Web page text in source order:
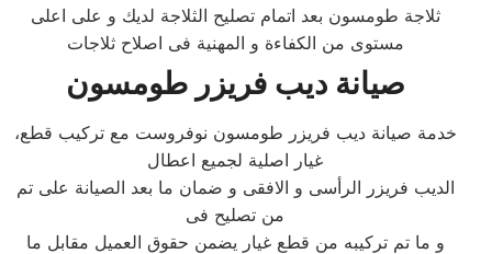
ثلاجة طومسون بعد اتمام تصليح الثلاجة لديك و على اعلى
مستوى من الكفاءة و المهنية فى اصلاح ثلاجات
صيانة ديب فريزرطومسون
،خدمة صيانة ديب فريزر طومسون نوفروست مع تركيب قطع
غيار اصلية لجميع اعطال
الديب فريزر الرأسى و الافقى و ضمان ما بعد الصيانة على تم
من تصليح فى
و ما تم تركيبه من قطع غيار يضمن حقوق العميل مقابل ما